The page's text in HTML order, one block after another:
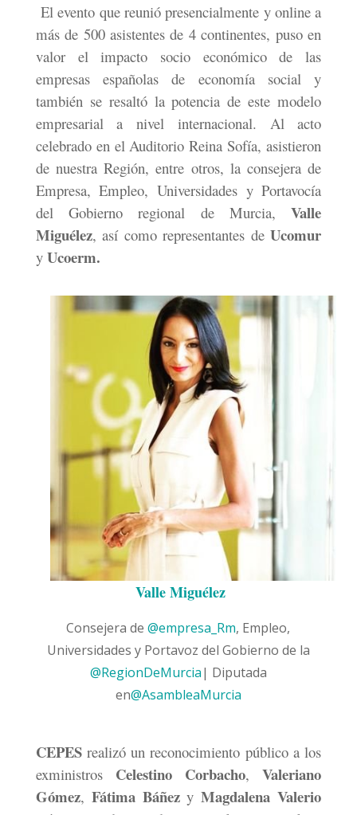
El evento que reunió presencialmente y online a
más de 500 asistentes de 4 continentes, puso en
valor el impacto socio económico de las
empresas españolas de economía social y
también se resaltó la potencia de este modelo
empresarial a nivel internacional. Al acto
celebrado en el Auditorio Reina Sofía, asistieron
de nuestra Región, entre otros, la consejera de
Empresa, Empleo, Universidades y Portavocía
del Gobierno regional de Murcia,Valle
Miguélez, así como representantes deUcomur
y Ucoerm.
Valle Miguélez
Consejera de@empresa_Rm, Empleo,
Universidades y Portavoz del Gobierno de la
@RegionDeMurcia| Diputada
en@AsambleaMurcia
CEPESrealizó un reconocimiento público a los
exministros Celestino Corbacho,Valeriano
Gómez, Fátima BáñezyMagdalena Valerio